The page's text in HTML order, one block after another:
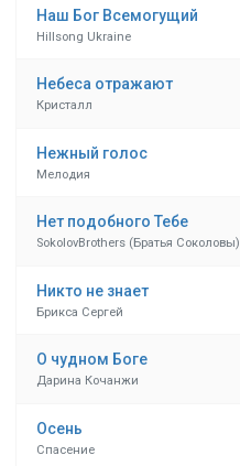
Наш Бог Всемогущий
Hillsong Ukraine
Небеса отражают
Кристалл
Нежный голос
Мелодия
Нет подобного Тебе
SokolovBrothers (Братья Соколовы)
Никто не знает
Брикса Сергей
О чудном Боге
Дарина Кочанжи
Осень
Спасение